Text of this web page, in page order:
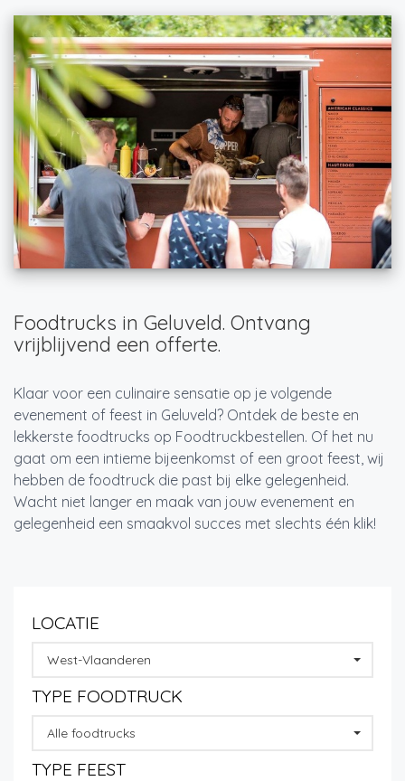
Foodtrucks in Geluveld. Ontvang
vrijblijvend een offerte.
Klaar voor een culinaire sensatie op je volgende
evenement of feest in Geluveld? Ontdek de beste en
lekkerste foodtrucks op Foodtruckbestellen. Of het nu
gaat om een intieme bijeenkomst of een groot feest, wij
hebben de foodtruck die past bij elke gelegenheid.
Wacht niet langer en maak van jouw evenement en
gelegenheid een smaakvol succes met slechts één klik!
LOCATIE
West-Vlaanderen
TYPE FOODTRUCK
Alle foodtrucks
TYPE FEEST